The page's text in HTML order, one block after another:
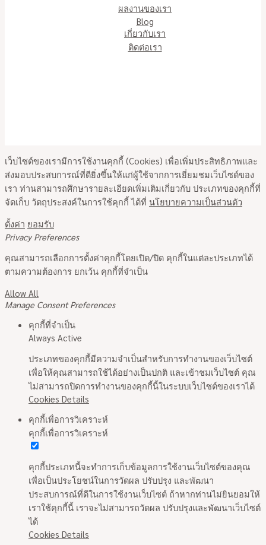
ผลงานของเรา
Blog
เกี่ยวกับเรา
ติดต่อเรา
เว็บไซต์ของเรามีการใช้งานคุกกี้ (Cookies) เพื่อเพิ่มประสิทธิภาพและ
ส่งมอบประสบการณ์ที่ดียิ่งขึ้นให้แก่ผู้ใช้จากการเยี่ยมชมเว็บไซด์ของ
เรา ท่านสามารถศึกษารายละเอียดเพิ่มเติมเกี่ยวกับ ประเภทของคุกกี้ที่
จัดเก็บ วัตถุประสงค์ในการใช้คุกกี้ ได้ที่ นโยบายความเป็นส่วนตัว
ตั้งค่า ยอมรับ
Privacy Preferences
คุณสามารถเลือกการตั้งค่าคุกกี้โดยเปิด/ปิด คุกกี้ในแต่ละประเภทได้
ตามความต้องการ ยกเว้น คุกกี้ที่จำเป็น
Allow All
Manage Consent Preferences
คุกกี้ที่จำเป็น
Always Active
ประเภทของคุกกี้มีความจำเป็นสำหรับการทำงานของเว็บไซต์
เพื่อให้คุณสามารถใช้ได้อย่างเป็นปกติ และเข้าชมเว็บไซต์ คุณ
ไม่สามารถปิดการทำงานของคุกกี้นี้ในระบบเว็บไซต์ของเราได้
Cookies Details
คุกกี้เพื่อการวิเคราะห์
คุกกี้เพื่อการวิเคราะห์
คุกกี้ประเภทนี้จะทำการเก็บข้อมูลการใช้งานเว็บไซต์ของคุณ
เพื่อเป็นประโยชน์ในการวัดผล ปรับปรุง และพัฒนา
ประสบการณ์ที่ดีในการใช้งานเว็บไซต์ ถ้าหากท่านไม่ยินยอมให้
เราใช้คุกกี้นี้ เราจะไม่สามารถวัดผล ปรับปรุงและพัฒนาเว็บไซต์
ได้
Cookies Details